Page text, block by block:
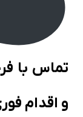
تماس با
و اقدام